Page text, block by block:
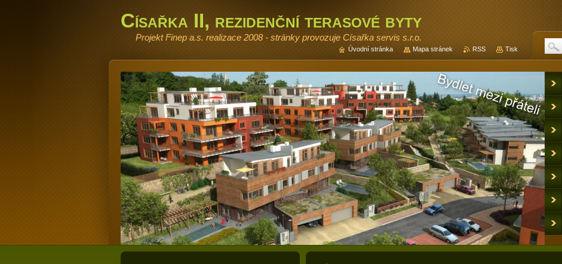
Císařka II, rezidenční terasové byty
Projekt Finep a.s. realizace 2008 - stránky provozuje Císařka servis s.r.o.
Úvodní stránka Mapa stránek RSS Tisk